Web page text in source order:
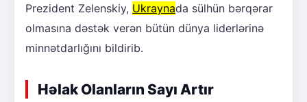
Prezident Zelenskiy, Ukraynada sülhün bərqərar
olmasına dəstək verən bütün dünya liderlərinə
minnətdarlığını bildirib.
Həlak Olanların Sayı Artır